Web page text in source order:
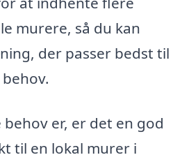
murere, så du kan
der passer bedst til
er, er det en god
til en lokal murer i